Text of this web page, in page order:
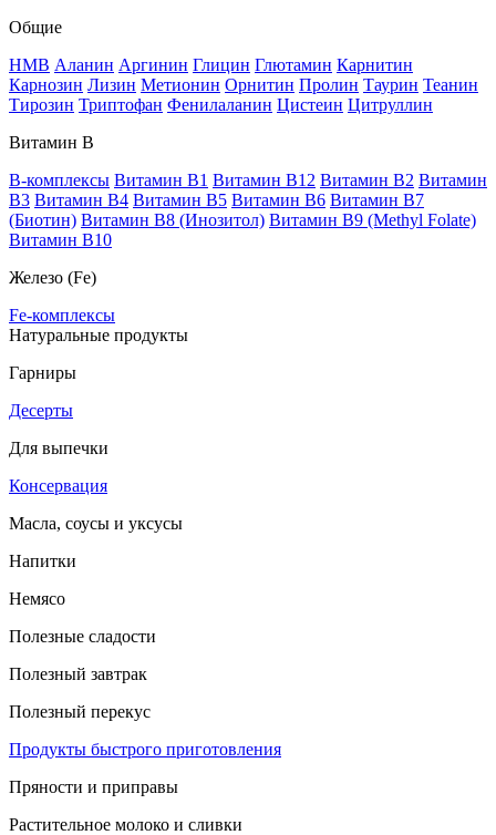
Общие
HMB Аланин Аргинин Глицин Глютамин Карнитин
Карнозин Лизин Метионин Орнитин Пролин Таурин Теанин
Тирозин Триптофан Фенилаланин Цистеин Цитруллин
Витамин В
B-комплексы Витамин B1 Витамин B12 Витамин B2 Витамин
B3 Витамин B4 Витамин B5 Витамин B6 Витамин B7
(Биотин) Витамин B8 (Инозитол) Витамин B9 (Methyl Folate)
Витамин В10
Железо (Fe)
Fe-комплексы
Натуральные продукты
Гарниры
Десерты
Для выпечки
Консервация
Масла, соусы и уксусы
Напитки
Немясо
Полезные сладости
Полезный завтрак
Полезный перекус
Продукты быстрого приготовления
Пряности и приправы
Растительное молоко и сливки